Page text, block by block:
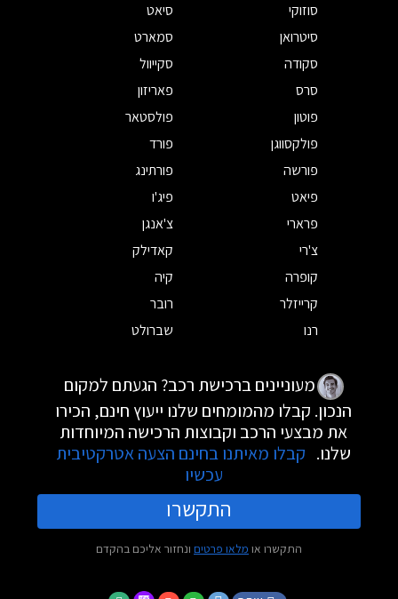
סוזוקי
סיאט
סיטרואן
סמארט
סקודה
סקייוול
סרס
פאריזון
פוטון
פולסטאר
פולקסווגן
פורד
פורשה
פורתינג
פיאט
פיג'ו
פרארי
צ'אנגן
צ'רי
קאדילק
קופרה
קיה
קרייזלר
רובר
רנו
שברולט
מעוניינים ברכישת רכב? הגעתם למקום
הנכון. קבלו מהמומחים שלנו ייעוץ חינם, הכירו
את מבצעי הרכב וקבוצות הרכישה המיוחדות
שלנו. קבלו מאיתנו בחינם הצעה אטרקטיבית
עכשיו
התקשרו
התקשרו או מלאו פרטים ונחזור אליכם בהקדם